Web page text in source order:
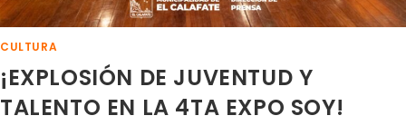
CULTURA
¡EXPLOSIÓN DE JUVENTUD Y
TALENTO EN LA 4TA EXPO SOY!